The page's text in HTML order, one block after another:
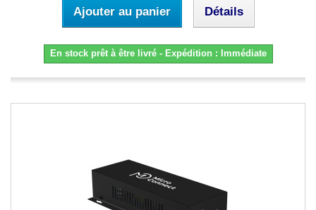
Ajouter au panier Détails
En stock prêt à être livré - Expédition : Immédiate